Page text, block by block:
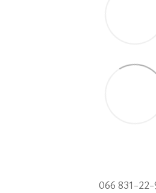
066 831-22-